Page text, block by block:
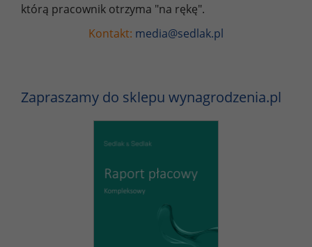
którą pracownik otrzyma "na rękę".
Kontakt: media@sedlak.pl
Zapraszamy do sklepu wynagrodzenia.pl